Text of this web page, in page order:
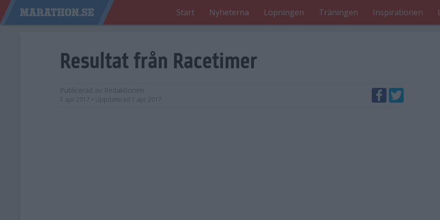
Start Nyheterna Löpningen Träningen Inspirationen
Resultat från Racetimer
Publicerad av Redaktionen
1 apr 2017 • Uppdaterad 1 apr 2017